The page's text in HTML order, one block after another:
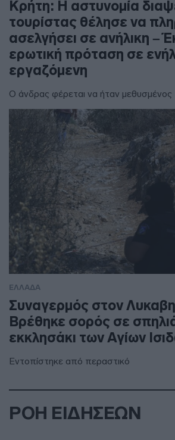
Κρήτη: Η αστυνομία
τουρίστας θέλησε να
ασελγήσει σε ανήλικη –
ερωτική πρόταση σε
εργαζόμενη
Ο άνδρας φέρεται να ήταν μεθυσμένος
ΕΛΛΑΔΑ
Συναγερμός στον
Βρέθηκε σορός σε
εκκλησάκι των Αγίων
Εντοπίστηκε από περαστικό
ΡΟΗ ΕΙΔΗΣΕΩΝ